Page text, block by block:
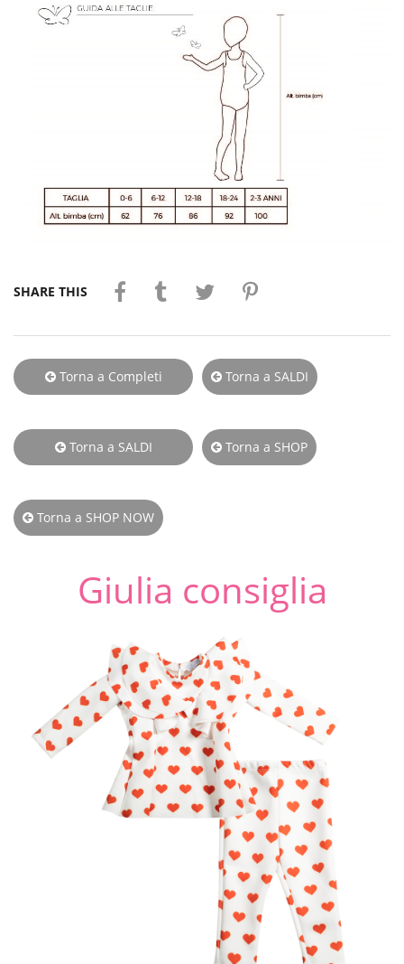
SHARE THIS
Torna a Completi Torna a SALDI
Torna a SALDI Torna a SHOP
Torna a SHOP NOW
Giulia consiglia